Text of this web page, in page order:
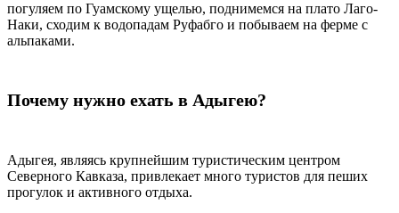
погуляем по Гуамскому ущелью, поднимемся на плато Лаго-
Наки, сходим к водопадам Руфабго и побываем на ферме с
альпаками.
Почему нужно ехать в Адыгею?
Адыгея, являясь крупнейшим туристическим центром
Северного Кавказа, привлекает много туристов для пеших
прогулок и активного отдыха.